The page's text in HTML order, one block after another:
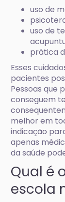
uso de
uso de
prática
Esses
pacientes
Pessoas que
conseguem
melhor em
indicação
apenas
da saúde
Qual é
escola